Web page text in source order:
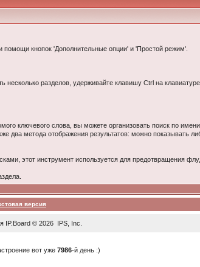
кнопок 'Дополнительные опции' и 'Простой режим'.
разделов, удерживайте клавишу Ctrl на
ключевого слова, вы можете организовать поиск по
метода отображения результатов: можно показывать
этот инструмент используется для предотвращения
версия
IP.Board© 2026 IPS, Inc
вот уже7986-й день :)